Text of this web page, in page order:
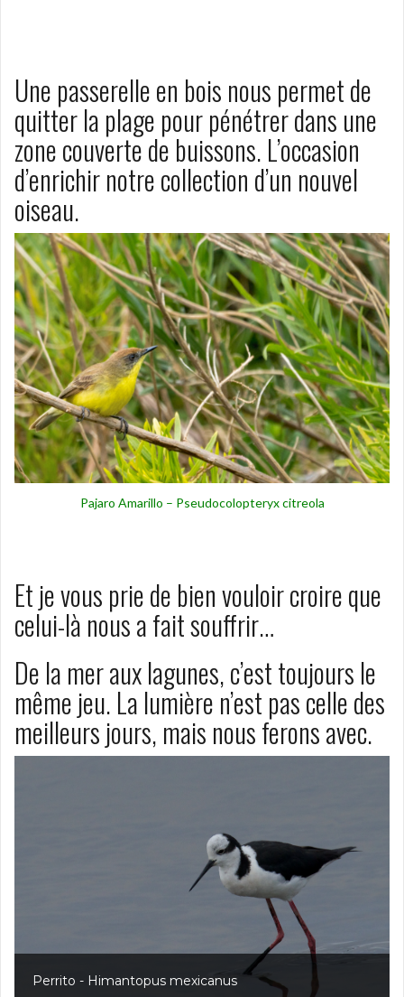
Une passerelle en bois nous permet de
quitter la plage pour pénétrer dans une
zone couverte de buissons. L’occasion
d’enrichir notre collection d’un nouvel
oiseau.
Pajaro Amarillo – Pseudocolopteryx citreola
Et je vous prie de bien vouloir croire que
celui-là nous a fait souffrir…
De la mer aux lagunes, c’est toujours le
même jeu. La lumière n’est pas celle des
meilleurs jours, mais nous ferons avec.
Perrito - Himantopus mexicanus